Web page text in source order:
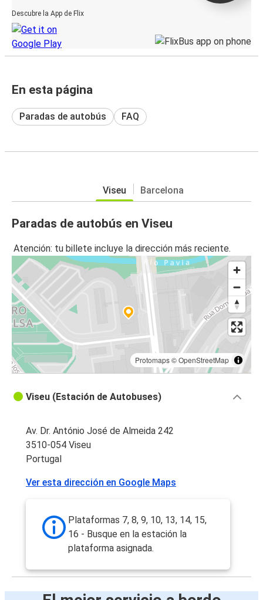
Descubre la App de Flix
En esta página
Paradas de autobús FAQ
Viseu Barcelona
Paradas de autobús en Viseu
Atención: tu billete incluye la dirección más reciente.
Protomaps©OpenStreetMap
Viseu (Estación de Autobuses)
Av. Dr. António José de Almeida 242
3510-054 Viseu
Portugal
Ver esta dirección en Google Maps
Plataformas 7, 8, 9, 10, 13, 14, 15,
16 - Busque en la estación la
plataforma asignada.